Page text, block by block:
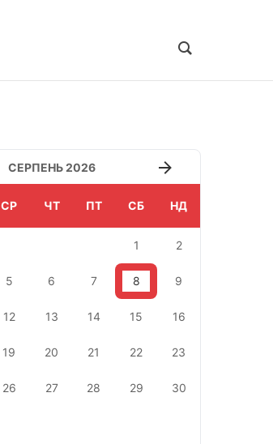
СЕРПЕНЬ 2026
СР ЧТ ПТ СБ НД
1 2
5 6 7 8 9
12 13 14 15 16
19 20 21 22 23
26 27 28 29 30